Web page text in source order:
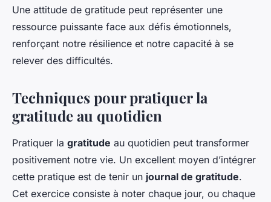
Une attitude de gratitude peut représenter une
ressource puissante face aux défis émotionnels,
renforçant notre résilience et notre capacité à se
relever des difficultés.
Techniques pour pratiquer la
gratitude au quotidien
Pratiquer la gratitude au quotidien peut transformer
positivement notre vie. Un excellent moyen d’intégrer
cette pratique est de tenir un journal de gratitude.
Cet exercice consiste à noter chaque jour, ou chaque